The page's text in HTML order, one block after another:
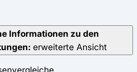
Informationen zu den
erweiterte Ansicht